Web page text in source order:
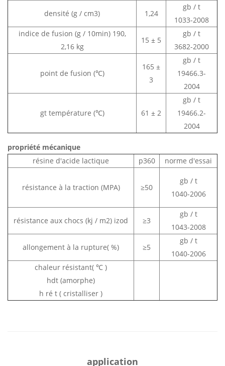
densité (g / cm3) 1,24
gb / t
1033-2008
indice de fusion (g / 10min) 190,
2,16 kg
15 ± 5
gb / t
3682-2000
point de fusion (℃)
165 ±
3
gb / t
19466.3-
2004
gt température (℃) 61 ± 2
gb / t
19466.2-
2004
propriété mécanique
résine d'acide lactique
p360 norme d'essai
résistance à la traction (MPA) ≥50
gb / t
1040-2006
résistance aux chocs (kj / m2) izod ≥3
gb / t
1043-2008
allongement à la rupture( %) ≥5
gb / t
1040-2006
chaleur résistant( ℃ )
hdt (amorphe)
h ré t ( cristalliser )
application